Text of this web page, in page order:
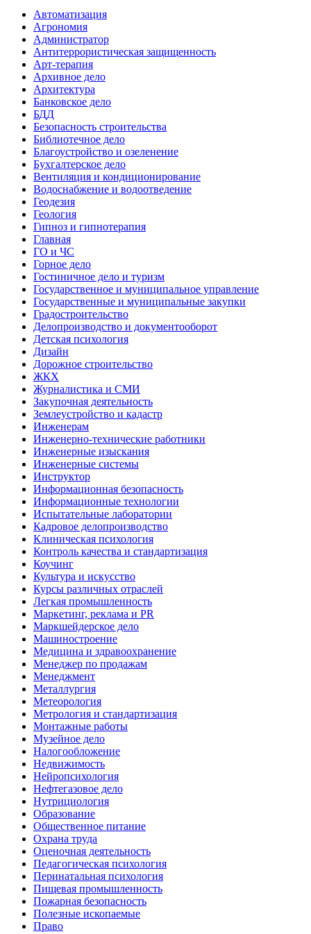
Автоматизация
Агрономия
Администратор
Антитеррористическая защищенность
Арт-терапия
Архивное дело
Архитектура
Банковское дело
БДД
Безопасность строительства
Библиотечное дело
Благоустройство и озеленение
Бухгалтерское дело
Вентиляция и кондиционирование
Водоснабжение и водоотведение
Геодезия
Геология
Гипноз и гипнотерапия
Главная
ГО и ЧС
Горное дело
Гостиничное дело и туризм
Государственное и муниципальное управление
Государственные и муниципальные закупки
Градостроительство
Делопроизводство и документооборот
Детская психология
Дизайн
Дорожное строительство
ЖКХ
Журналистика и СМИ
Закупочная деятельность
Землеустройство и кадастр
Инженерам
Инженерно-технические работники
Инженерные изыскания
Инженерные системы
Инструктор
Информационная безопасность
Информационные технологии
Испытательные лаборатории
Кадровое делопроизводство
Клиническая психология
Контроль качества и стандартизация
Коучинг
Культура и искусство
Курсы различных отраслей
Легкая промышленность
Маркетинг, реклама и PR
Маркшейдерское дело
Машиностроение
Медицина и здравоохранение
Менеджер по продажам
Менеджмент
Металлургия
Метеорология
Метрология и стандартизация
Монтажные работы
Музейное дело
Налогообложение
Недвижимость
Нейропсихология
Нефтегазовое дело
Нутрициология
Образование
Общественное питание
Охрана труда
Оценочная деятельность
Педагогическая психология
Перинатальная психология
Пищевая промышленность
Пожарная безопасность
Полезные ископаемые
Право